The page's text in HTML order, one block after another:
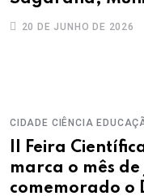
20 DE JUNHO DE 2026
CIDADE CIÊNCIA
II Feira
marca o mês
comemorado o